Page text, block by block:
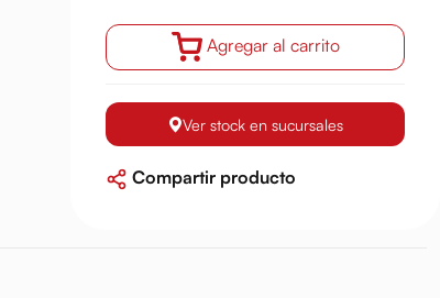
Agregar al carrito
Ver stock en sucursales
Compartir producto